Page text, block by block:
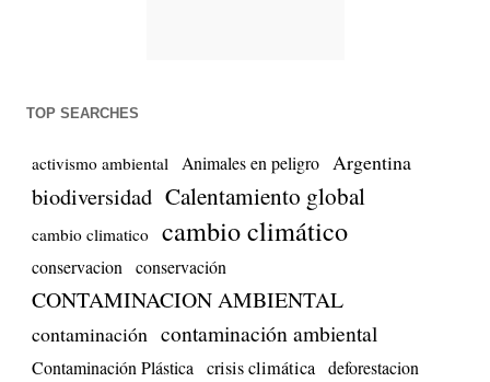
TOP SEARCHES
activismo ambiental Animales en peligro Argentina
biodiversidad Calentamiento global
cambio climatico cambio climático
conservacion conservación
CONTAMINACION AMBIENTAL
contaminación contaminación ambiental
Contaminación Plástica crisis climática deforestacion